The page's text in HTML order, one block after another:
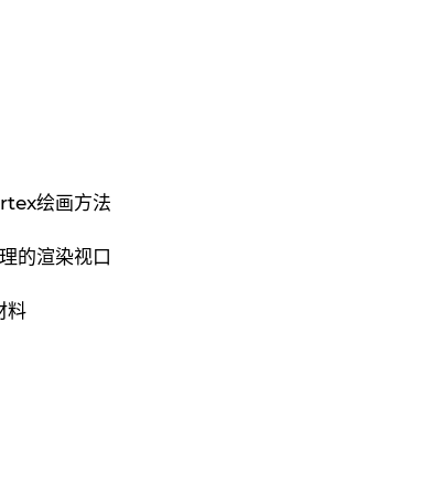
绘画方法
的渲染视口
料